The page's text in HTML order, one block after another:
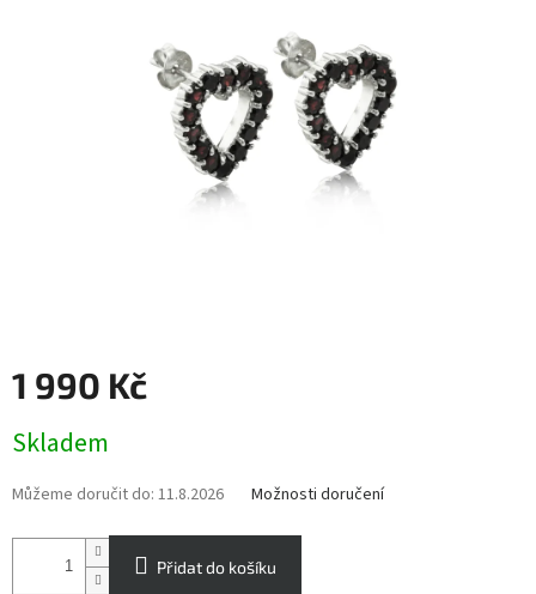
1 990 Kč
cena:
Skladem
Můžeme doručit do: 11.8.2026 Možnosti doručení
Přidat do košíku